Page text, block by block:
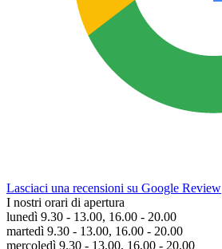
Lasciaci una recensioni su Google Review
I nostri orari di apertura
lunedì 9.30 - 13.00, 16.00 - 20.00
martedì 9.30 - 13.00, 16.00 - 20.00
mercoledì 9.30 - 13.00, 16.00 - 20.00